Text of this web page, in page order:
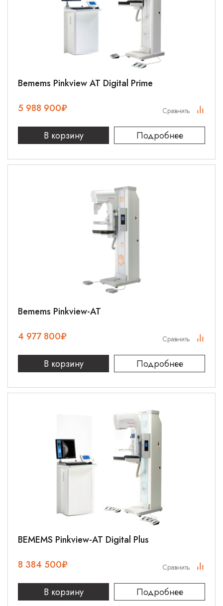
Bemems Pinkview AT Digital Prime
5 988 900₽
В корзину Подробнее
Сравнить
Bemems Pinkview-AT
4 977 800₽
В корзину Подробнее
Сравнить
BEMEMS Pinkview-AT Digital Plus
8 384 500₽
В корзину Подробнее
Сравнить